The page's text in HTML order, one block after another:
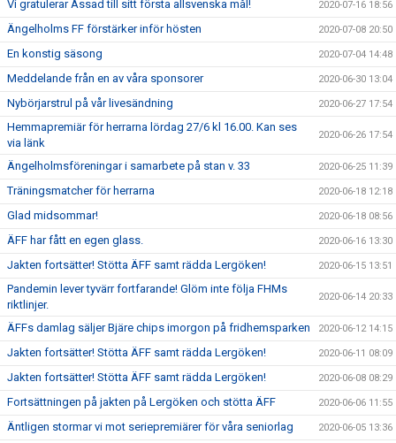
Vi gratulerar Assad till sitt första allsvenska mål! 2020-07-16 18:56
Ängelholms FF förstärker inför hösten 2020-07-08 20:50
En konstig säsong 2020-07-04 14:48
Meddelande från en av våra sponsorer 2020-06-30 13:04
Nybörjarstrul på vår livesändning 2020-06-27 17:54
Hemmapremiär för herrarna lördag 27/6 kl 16.00. Kan ses
via länk
2020-06-26 17:54
Ängelholmsföreningar i samarbete på stan v. 33 2020-06-25 11:39
Träningsmatcher för herrarna 2020-06-18 12:18
Glad midsommar! 2020-06-18 08:56
ÄFF har fått en egen glass. 2020-06-16 13:30
Jakten fortsätter! Stötta ÄFF samt rädda Lergöken! 2020-06-15 13:51
Pandemin lever tyvärr fortfarande! Glöm inte följa FHMs
riktlinjer.
2020-06-14 20:33
ÄFFs damlag säljer Bjäre chips imorgon på fridhemsparken 2020-06-12 14:15
Jakten fortsätter! Stötta ÄFF samt rädda Lergöken! 2020-06-11 08:09
Jakten fortsätter! Stötta ÄFF samt rädda Lergöken! 2020-06-08 08:29
Fortsättningen på jakten på Lergöken och stötta ÄFF 2020-06-06 11:55
Äntligen stormar vi mot seriepremiärer för våra seniorlag 2020-06-05 13:36